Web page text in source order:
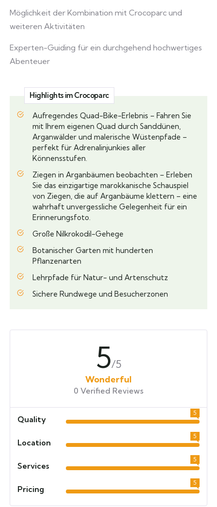
Möglichkeit der Kombination mit Crocoparc und
weiteren Aktivitäten
Experten-Guiding für ein durchgehend hochwertiges
Abenteuer
Highlights im Crocoparc
Aufregendes Quad-Bike-Erlebnis – Fahren Sie
mit Ihrem eigenen Quad durch Sanddünen,
Arganwälder und malerische Wüstenpfade –
perfekt für Adrenalinjunkies aller
Könnensstufen.
Ziegen in Arganbäumen beobachten – Erleben
Sie das einzigartige marokkanische Schauspiel
von Ziegen, die auf Arganbäume klettern – eine
wahrhaft unvergessliche Gelegenheit für ein
Erinnerungsfoto.
Große Nilkrokodil-Gehege
Botanischer Garten mit hunderten
Pflanzenarten
Lehrpfade für Natur- und Artenschutz
Sichere Rundwege und Besucherzonen
5/5
Wonderful
0 Verified Reviews
Quality
5
Location
5
Services
5
Pricing
5